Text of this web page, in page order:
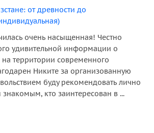
от древности до
очень насыщенная! Честно
удивительной информации о
территории современного
Никите за организованную
буду рекомендовать лично
кто заинтересован в ...